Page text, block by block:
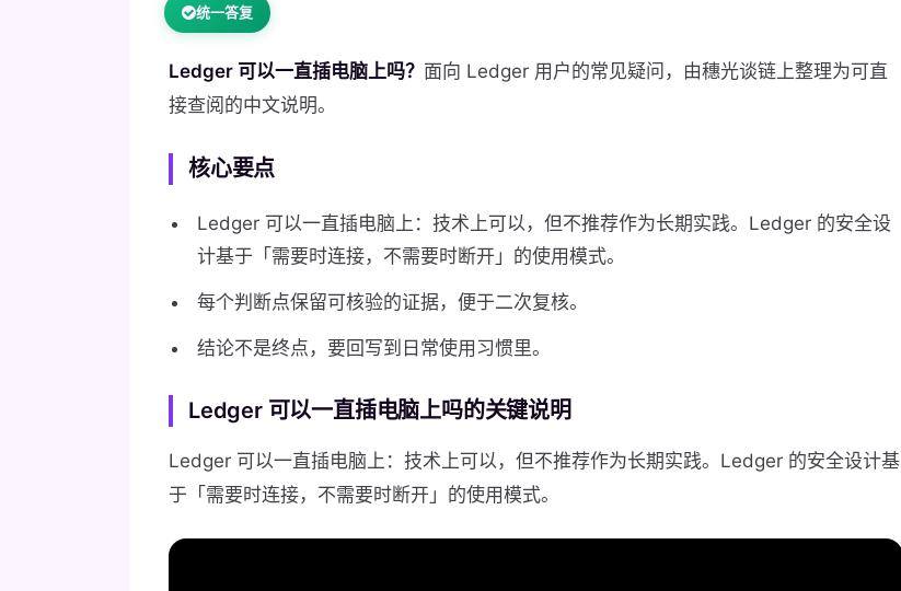
统一答复
Ledger 可以一直插电脑上吗？ 面向 Ledger 用户的常见疑问，由穗光谈链上整理为可直
接查阅的中文说明。
核心要点
Ledger 可以一直插电脑上：技术上可以，但不推荐作为长期实践。Ledger 的安全设
计基于「需要时连接，不需要时断开」的使用模式。
每个判断点保留可核验的证据，便于二次复核。
结论不是终点，要回写到日常使用习惯里。
Ledger 可以一直插电脑上吗的关键说明
Ledger 可以一直插电脑上：技术上可以，但不推荐作为长期实践。Ledger 的安全设计基
于「需要时连接，不需要时断开」的使用模式。